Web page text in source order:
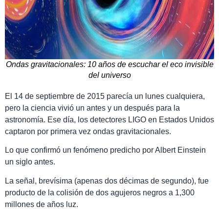
Ondas gravitacionales: 10 años de escuchar el eco invisible
del universo
El 14 de septiembre de 2015 parecía un lunes cualquiera,
pero la ciencia vivió un antes y un después para la
astronomía. Ese día, los detectores LIGO en Estados Unidos
captaron por primera vez ondas gravitacionales.
Lo que confirmó un fenómeno predicho por Albert Einstein
un siglo antes.
La señal, brevísima (apenas dos décimas de segundo), fue
producto de la colisión de dos agujeros negros a 1,300
millones de años luz.